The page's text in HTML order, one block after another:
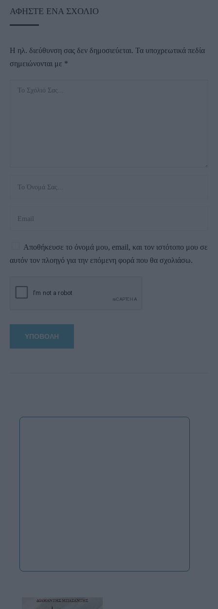
ΑΦΉΣΤΕ ΈΝΑ ΣΧΌΛΙΟ
Η ηλ. διεύθυνση σας δεν δημοσιεύεται. Τα υποχρεωτικά πεδία
σημειώνονται με *
Αποθήκευσε το όνομά μου, email, και τον ιστότοπο μου σε
αυτόν τον πλοηγό για την επόμενη φορά που θα σχολιάσω.